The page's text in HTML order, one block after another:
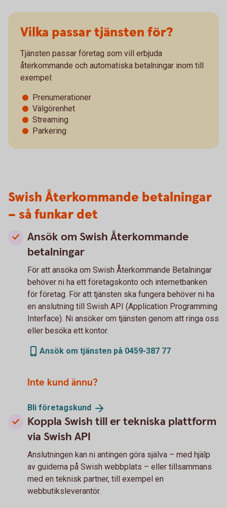
Vilka passar tjänsten för?
Tjänsten passar företag som vill erbjuda
återkommande och automatiska betalningar inom till
exempel:
Prenumerationer
Välgörenhet
Streaming
Parkering
Swish Återkommande betalningar
– så funkar det
Ansök om Swish Återkommande
betalningar
För att ansöka om Swish Återkommande Betalningar
behöver ni ha ett företagskonto och internetbanken
för företag. För att tjänsten ska fungera behöver ni ha
en anslutning till Swish API (Application Programming
Interface). Ni ansöker om tjänsten genom att ringa oss
eller besöka ett kontor.
Ansök om tjänsten på 0459-387 77
Inte kund ännu?
Bli företagskund
Koppla Swish till er tekniska plattform
via Swish API
Anslutningen kan ni antingen göra själva – med hjälp
av guiderna på Swish webbplats – eller tillsammans
med en teknisk partner, till exempel en
webbutiksleverantör.